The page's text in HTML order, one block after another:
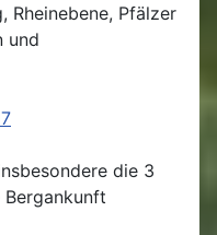
Rheinebene, Pfälzer
und
die 3